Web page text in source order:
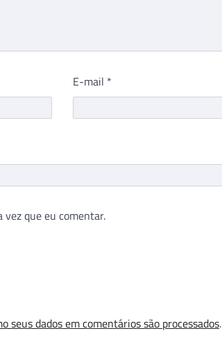
E-mail *
vez que eu comentar.
seus dados em comentários são processados.